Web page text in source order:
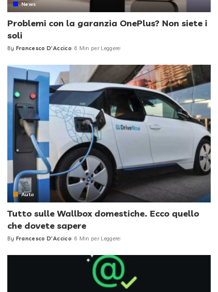
News
Problemi con la garanzia OnePlus? Non siete i
soli
Posted
By Francesco D'Accico 6 Min per Leggere
Auto
Tutto sulle Wallbox domestiche. Ecco quello
che dovete sapere
Posted
By Francesco D'Accico 6 Min per Leggere